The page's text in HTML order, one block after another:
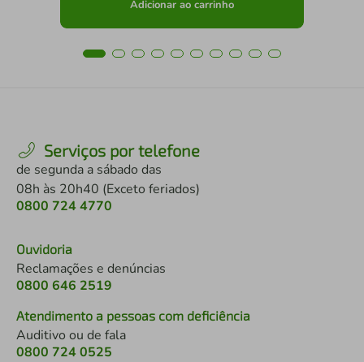
Adicionar ao carrinho
Serviços por telefone
de segunda a sábado das
08h às 20h40 (Exceto feriados)
0800 724 4770
Ouvidoria
Reclamações e denúncias
0800 646 2519
Atendimento a pessoas com deficiência
Auditivo ou de fala
0800 724 0525